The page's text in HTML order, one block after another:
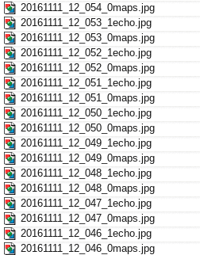
20161111_12_054_0maps.jpg
20161111_12_053_1echo.jpg
20161111_12_053_0maps.jpg
20161111_12_052_1echo.jpg
20161111_12_052_0maps.jpg
20161111_12_051_1echo.jpg
20161111_12_051_0maps.jpg
20161111_12_050_1echo.jpg
20161111_12_050_0maps.jpg
20161111_12_049_1echo.jpg
20161111_12_049_0maps.jpg
20161111_12_048_1echo.jpg
20161111_12_048_0maps.jpg
20161111_12_047_1echo.jpg
20161111_12_047_0maps.jpg
20161111_12_046_1echo.jpg
20161111_12_046_0maps.jpg